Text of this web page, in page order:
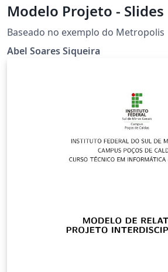
Modelo Projeto - Slides
Baseado no exemplo do Metropolis
Abel Soares Siqueira